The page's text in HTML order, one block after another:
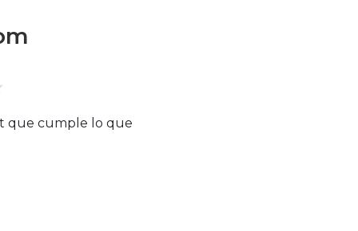
que cumple lo que